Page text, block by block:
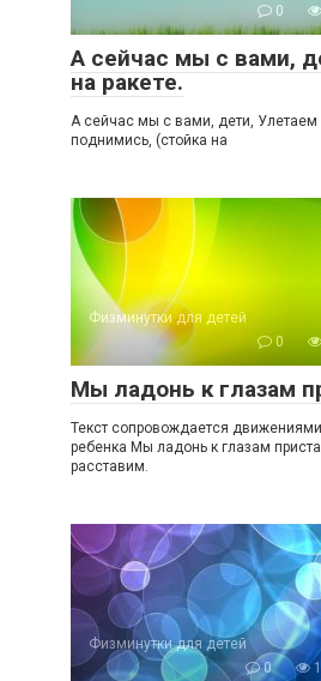
0
А сейчас мы с вами,
на ракете.
А сейчас мы с вами, дети, Улетаем
поднимись, (стойка на
Физминутки для детей
0
Мы ладонь к глазам
Текст сопровождается
ребенка Мы ладонь к глазам
расставим.
Физминутки для детей
0
1